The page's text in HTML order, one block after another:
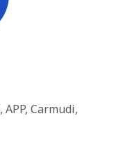
, APP, Carmudi,